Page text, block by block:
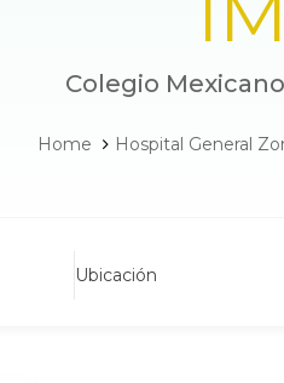
Colegio
Home Hospital General
Ubicación